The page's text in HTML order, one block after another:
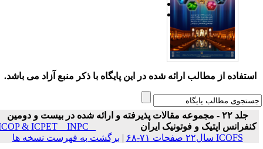
استفاده از مطالب ارائه شده در این پایگاه با ذکر منبع آزاد می باشد.
جلد ۲۲ - مجموعه مقالات پذیرفته و ارائه شده در بیست و دومین
کنفرانس اپتیک و فوتونیک ایران
ICOP & ICPET _ INPC _
ICOFS سال۲۲ صفحات ۷۱-۶۸
| برگشت به فهرست نسخه ها